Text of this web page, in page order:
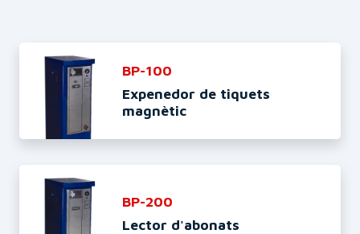
BP-100
Expenedor de tiquets
magnètic
BP-200
Lector d'abonats